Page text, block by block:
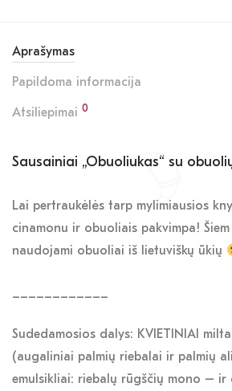
Aprašymas
Papildoma informacija
Atsiliepimai 0
Sausainiai „Obuoliukas“ su
Lai pertraukėlės tarp mylimiausios
cinamonu ir obuoliais pakvimpa!
naudojami obuoliai iš lietuviškų ūkių
Sudedamosios dalys: KVIETINIAI
(augaliniai palmių riebalai ir palmių
emulsikliai: riebalų rūgščių mono – ir